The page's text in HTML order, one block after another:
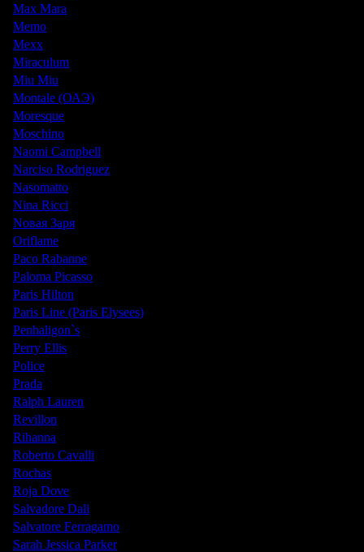
Max Mara
Memo
Mexx
Miraculum
Miu Miu
Montale (ОАЭ)
Moresque
Moschino
Naomi Campbell
Narciso Rodriguez
Nasomatto
Nina Ricci
Nовая Заря
Oriflame
Paco Rabanne
Paloma Picasso
Paris Hilton
Paris Line (Paris Elysees)
Penhaligon`s
Perry Ellis
Police
Prada
Ralph Lauren
Revillon
Rihanna
Roberto Cavalli
Rochas
Roja Dove
Salvadore Dali
Salvatore Ferragamo
Sarah Jessica Parker